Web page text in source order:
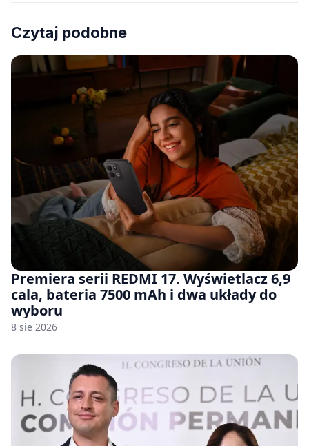
Czytaj podobne
Premiera serii REDMI 17. Wyświetlacz 6,9
cala, bateria 7500 mAh i dwa układy do
wyboru
8 sie 2026